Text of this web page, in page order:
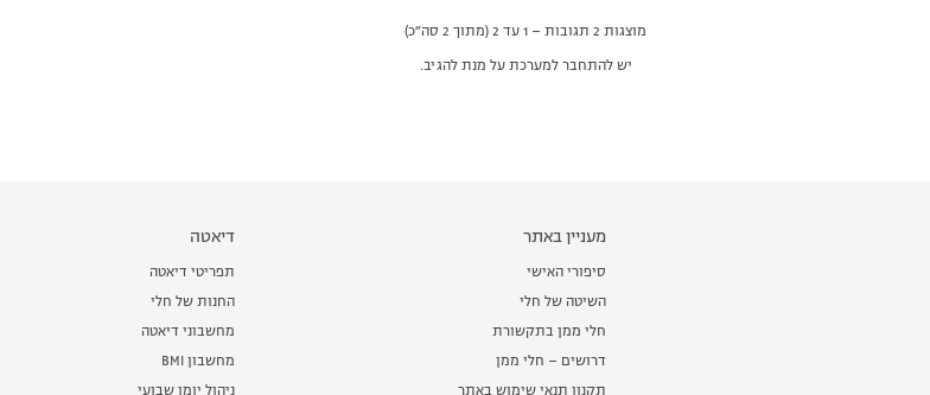
מוצגות 2 תגובות – 1 עד 2 (מתוך 2 סה״כ)
יש להתחבר למערכת על מנת להגיב.
מעניין באתר
סיפורי האישי
השיטה של חלי
חלי ממן בתקשורת
דרושים – חלי ממן
דיאטה
תפריטי דיאטה
החנות של חלי
מחשבוני דיאטה
מחשבון BMI